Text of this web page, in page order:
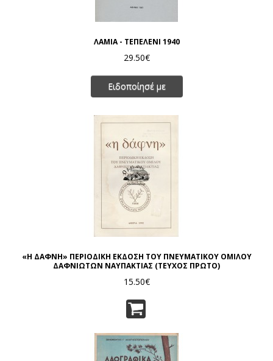
ΛΑΜΙΑ - ΤΕΠΕΛΕΝΙ 1940
29.50€
Ειδοποίησέ με
«Η ΔΑΦΝΗ» ΠΕΡΙΟΔΙΚΗ ΕΚΔΟΣΗ ΤΟΥ ΠΝΕΥΜΑΤΙΚΟΥ ΟΜΙΛΟΥ
ΔΑΦΝΙΩΤΩΝ ΝΑΥΠΑΚΤΙΑΣ (ΤΕΥΧΟΣ ΠΡΩΤΟ)
15.50€